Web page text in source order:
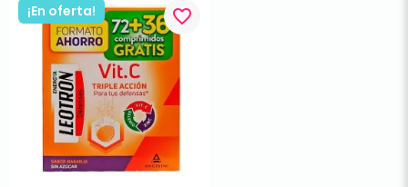
¡En oferta! favorite_border